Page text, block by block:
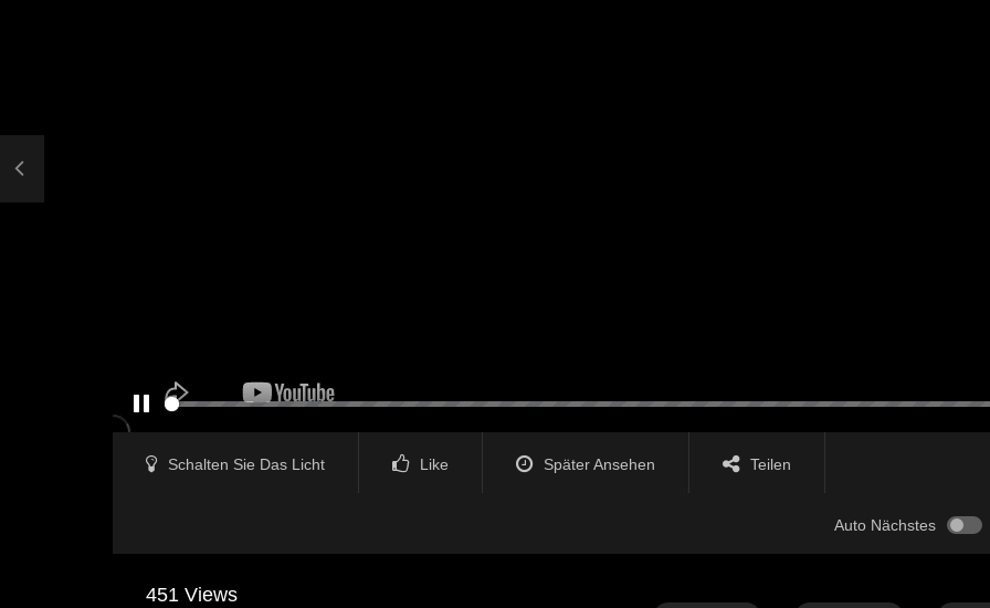
Schalten Sie Das Licht Like Später Ansehen Teilen
Auto Nächstes
451 Views